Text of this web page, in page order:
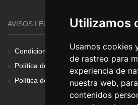
Utilizamos
Usamos cookies
de rastreo para
experiencia de
nuestra web,
contenidos
AVISOS LEGALES
Condiciones Generales
Política de Cookies
Política de Privacidad